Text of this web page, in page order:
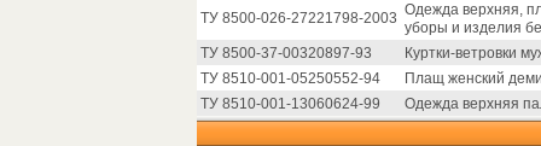
ТУ 8500-026-27221798-2003 Одежда верхняя,
уборы и изделия
ТУ 8500-37-00320897-93
Куртки-ветровки
ТУ 8510-001-05250552-94
Плащ женский
ТУ 8510-001-13060624-99
Одежда верхняя